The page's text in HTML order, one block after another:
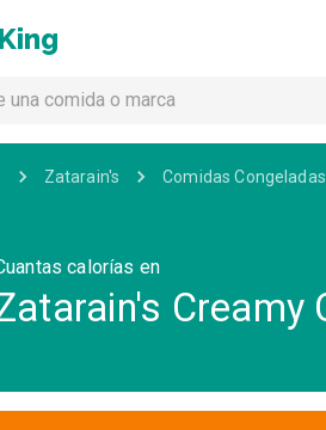
Zatarain's Comidas Congeladas
calorías en
Creamy